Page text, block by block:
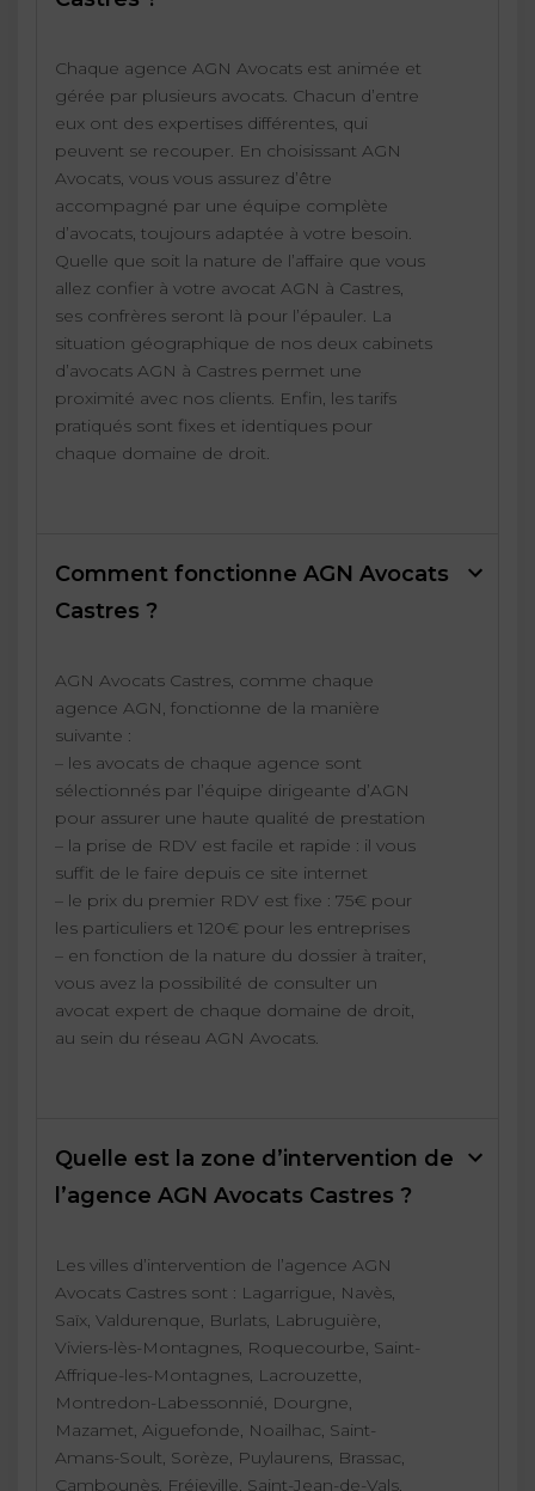
Chaque agence AGN Avocats est animée et
gérée par plusieurs avocats. Chacun d’entre
eux ont des expertises différentes, qui
peuvent se recouper. En choisissant AGN
Avocats, vous vous assurez d’être
accompagné par une équipe complète
d’avocats, toujours adaptée à votre besoin.
Quelle que soit la nature de l’affaire que vous
allez confier à votre avocat AGN à Castres,
ses confrères seront là pour l’épauler. La
situation géographique de nos deux cabinets
d’avocats AGN à Castres permet une
proximité avec nos clients. Enfin, les tarifs
pratiqués sont fixes et identiques pour
chaque domaine de droit.
Comment fonctionne AGN Avocats
Castres ?
AGN Avocats Castres, comme chaque
agence AGN, fonctionne de la manière
suivante :
– les avocats de chaque agence sont
sélectionnés par l’équipe dirigeante d’AGN
pour assurer une haute qualité de prestation
– la prise de RDV est facile et rapide : il vous
suffit de le faire depuis ce site internet
– le prix du premier RDV est fixe : 75€ pour
les particuliers et 120€ pour les entreprises
– en fonction de la nature du dossier à traiter,
vous avez la possibilité de consulter un
avocat expert de chaque domaine de droit,
au sein du réseau AGN Avocats.
Quelle est la zone d’intervention de
l’agence AGN Avocats Castres ?
Les villes d’intervention de l’agence AGN
Avocats Castres sont : Lagarrigue, Navès,
Saïx, Valdurenque, Burlats, Labruguière,
Viviers-lès-Montagnes, Roquecourbe, Saint-
Affrique-les-Montagnes, Lacrouzette,
Montredon-Labessonnié, Dourgne,
Mazamet, Aiguefonde, Noailhac, Saint-
Amans-Soult, Sorèze, Puylaurens, Brassac,
Cambounès, Fréjeville, Saint-Jean-de-Vals,